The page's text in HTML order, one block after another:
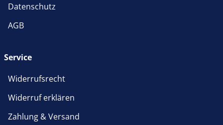
Datenschutz
AGB
Service
Widerrufsrecht
Widerruf erklären
Zahlung & Versand